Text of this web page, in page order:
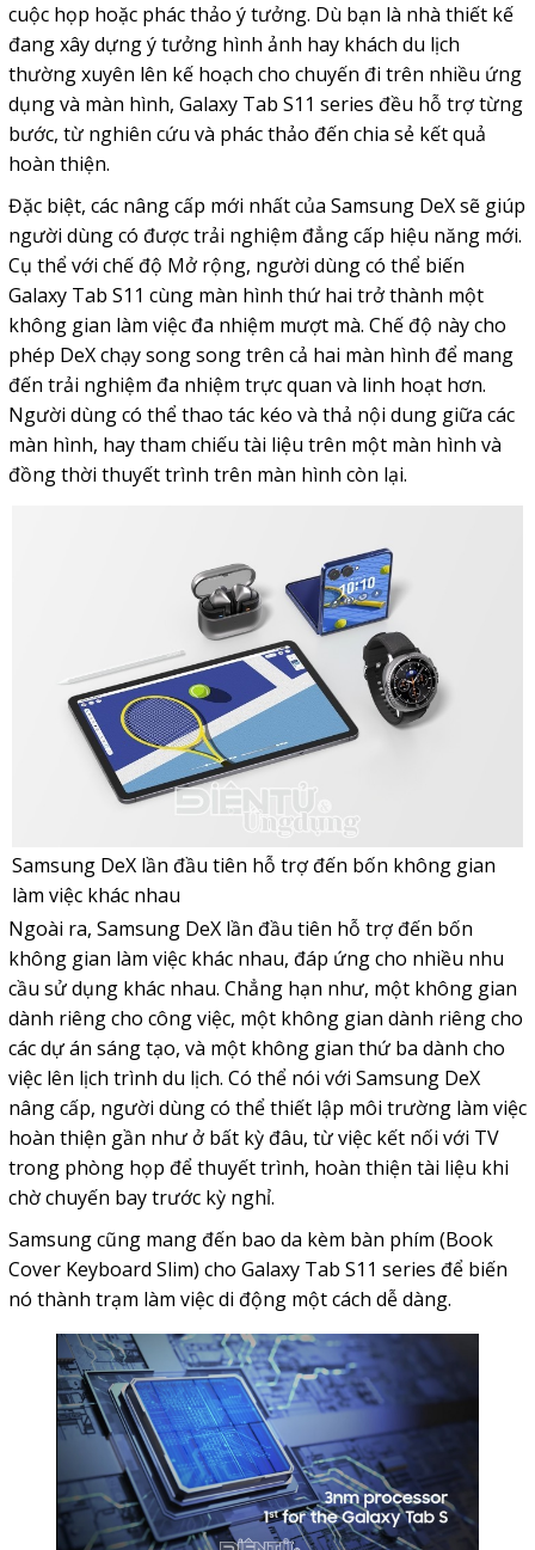
cuộc họp hoặc phác thảo ý tưởng. Dù bạn là nhà thiết kế
đang xây dựng ý tưởng hình ảnh hay khách du lịch
thường xuyên lên kế hoạch cho chuyến đi trên nhiều ứng
dụng và màn hình, Galaxy Tab S11 series đều hỗ trợ từng
bước, từ nghiên cứu và phác thảo đến chia sẻ kết quả
hoàn thiện.
Đặc biệt, các nâng cấp mới nhất của Samsung DeX sẽ giúp
người dùng có được trải nghiệm đẳng cấp hiệu năng mới.
Cụ thể với chế độ Mở rộng, người dùng có thể biến
Galaxy Tab S11 cùng màn hình thứ hai trở thành một
không gian làm việc đa nhiệm mượt mà. Chế độ này cho
phép DeX chạy song song trên cả hai màn hình để mang
đến trải nghiệm đa nhiệm trực quan và linh hoạt hơn.
Người dùng có thể thao tác kéo và thả nội dung giữa các
màn hình, hay tham chiếu tài liệu trên một màn hình và
đồng thời thuyết trình trên màn hình còn lại.
Samsung DeX lần đầu tiên hỗ trợ đến bốn không gian
làm việc khác nhau
Ngoài ra, Samsung DeX lần đầu tiên hỗ trợ đến bốn
không gian làm việc khác nhau, đáp ứng cho nhiều nhu
cầu sử dụng khác nhau. Chẳng hạn như, một không gian
dành riêng cho công việc, một không gian dành riêng cho
các dự án sáng tạo, và một không gian thứ ba dành cho
việc lên lịch trình du lịch. Có thể nói với Samsung DeX
nâng cấp, người dùng có thể thiết lập môi trường làm việc
hoàn thiện gần như ở bất kỳ đâu, từ việc kết nối với TV
trong phòng họp để thuyết trình, hoàn thiện tài liệu khi
chờ chuyến bay trước kỳ nghỉ.
Samsung cũng mang đến bao da kèm bàn phím (Book
Cover Keyboard Slim) cho Galaxy Tab S11 series để biến
nó thành trạm làm việc di động một cách dễ dàng.